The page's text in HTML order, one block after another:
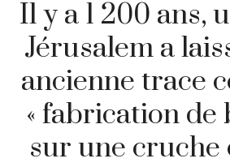
Il y a 1 200 ans,
Jérusalem a
ancienne trace
« fabrication de
sur une cruche